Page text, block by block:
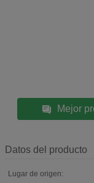
Mejor
Datos del producto
Lugar de origen: